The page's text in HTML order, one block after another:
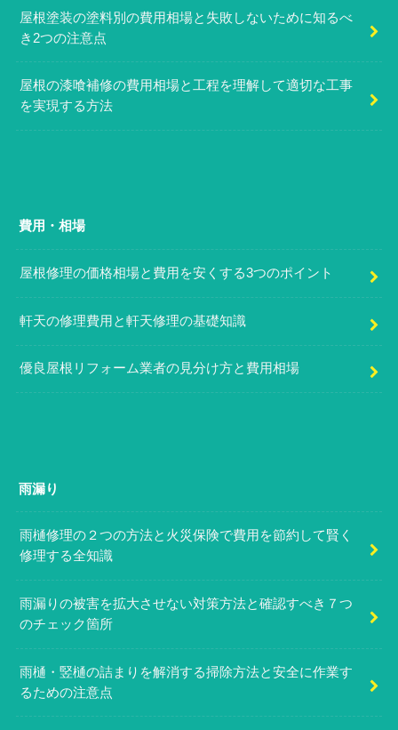
屋根塗装の塗料別の費用相場と失敗しないために知るべ
き2つの注意点
屋根の漆喰補修の費用相場と工程を理解して適切な工事
を実現する方法
費用・相場
屋根修理の価格相場と費用を安くする3つのポイント
軒天の修理費用と軒天修理の基礎知識
優良屋根リフォーム業者の見分け方と費用相場
雨漏り
雨樋修理の２つの方法と火災保険で費用を節約して賢く
修理する全知識
雨漏りの被害を拡大させない対策方法と確認すべき７つ
のチェック箇所
雨樋・竪樋の詰まりを解消する掃除方法と安全に作業す
るための注意点